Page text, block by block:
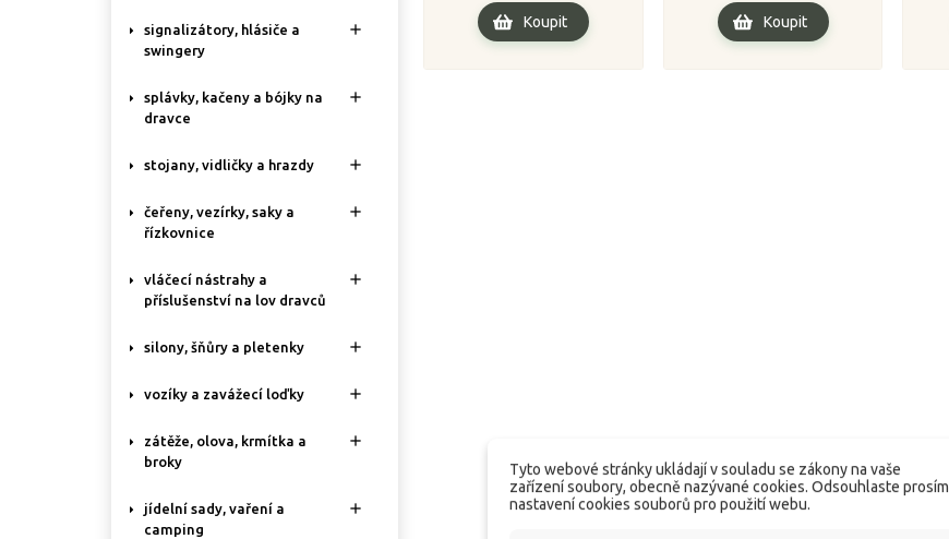
signalizátory, hlásiče a
swingery

splávky, kačeny a bójky na
dravce

stojany, vidličky a hrazdy 
čeřeny, vezírky, saky a
řízkovnice

vláčecí nástrahy a
příslušenství na lov dravců

silony, šňůry a pletenky 
vozíky a zavážecí loďky 
zátěže, olova, krmítka a
broky

jídelní sady, vaření a
camping

Koupit Koupit
Tyto webové stránky ukládají v souladu se zákony na vaše
zařízení soubory, obecně nazývané cookies. Odsouhlaste prosím
nastavení cookies souborů pro použití webu.